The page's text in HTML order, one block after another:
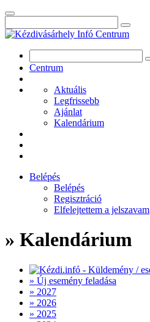
Centrum
Aktuális
Legfrissebb
Ajánlat
Kalendárium
Belépés
Belépés
Regisztráció
Elfelejtettem a jelszavam
» Kalendárium
» Új esemény feladása
» 2027
» 2026
» 2025